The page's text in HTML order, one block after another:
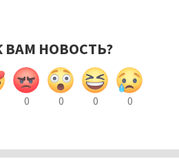
ВАМ НОВОСТЬ?
0 0 0 0